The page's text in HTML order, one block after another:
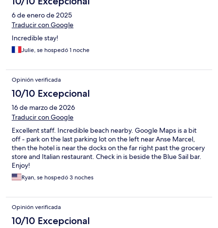
6 de enero de 2025
Traducir con Google
Incredible stay!
Julie, se hospedó 1 noche
Opinión verificada
10/10 Excepcional
16 de marzo de 2026
Traducir con Google
Excellent staff. Incredible beach nearby. Google Maps is a bit
off - park on the last parking lot on the left near Anse Marcel,
then the hotel is near the docks on the far right past the grocery
store and Italian restaurant. Check in is beside the Blue Sail bar.
Enjoy!
Ryan, se hospedó 3 noches
Opinión verificada
10/10 Excepcional